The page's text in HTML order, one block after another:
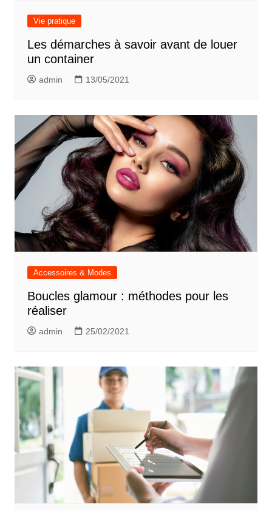
Vie pratique
Les démarches à savoir avant de louer
un container
admin 13/05/2021
Accessoires & Modes
Boucles glamour : méthodes pour les
réaliser
admin 25/02/2021